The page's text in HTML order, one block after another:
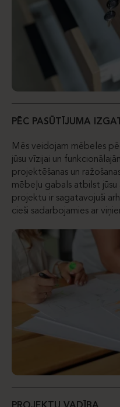
PĒC PASŪTĪJUMA
Mēs veidojam mēbeles
jūsu vīzijai un
projektēšanas un
mēbeļu gabals atbilst jūsu
projektu ir sagatavojuši
cieši sadarbojamies ar